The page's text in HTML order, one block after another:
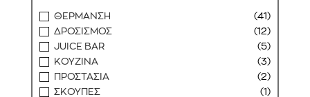
ΘΕΡΜΑΝΣΗ
(41)
ΔΡΟΣΙΣΜΟΣ
(12)
JUICE BAR
(5)
ΚΟΥΖΙΝΑ
(3)
ΠΡΟΣΤΑΣΙΑ
(2)
ΣΚΟΥΠΕΣ
(1)